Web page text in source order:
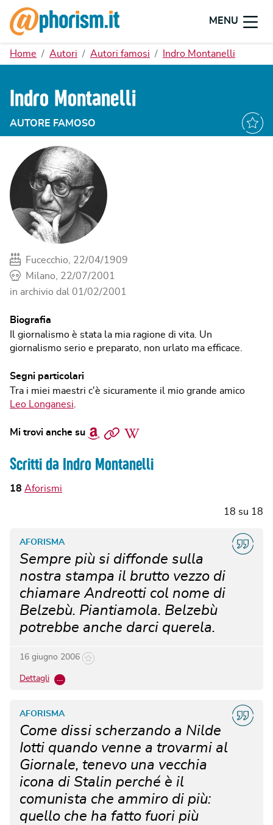
MENU
Home Autori Autori famosi Indro Montanelli
Indro Montanelli
AUTORE FAMOSO
Fucecchio, 22/04/1909
Milano, 22/07/2001
in archivio dal 01/02/2001
Biografia
Il giornalismo è stata la mia ragione di vita. Un
giornalismo serio e preparato, non urlato ma efficace.
Segni particolari
Tra i miei maestri c'è sicuramente il mio grande amico
Leo Longanesi
Mi trovi anche su Amazon
Sito Wikipedia
Scritti da Indro Montanelli
18 Aforismi
18 su 18
Sempre più si diffonde sulla
nostra stampa il brutto vezzo di
chiamare Andreotti col nome di
Belzebù. Piantiamola. Belzebù
potrebbe anche darci querela.
AFORISMA
16 giugno 2006
Dettagli …
Come dissi scherzando a Nilde
Iotti quando venne a trovarmi al
Giornale, tenevo una vecchia
icona di Stalin perché è il
comunista che ammiro di più:
quello che ha fatto fuori più
AFORISMA